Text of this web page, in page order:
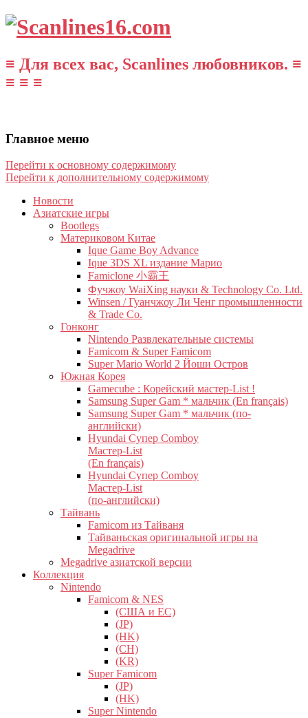
≡ Для всех вас, Scanlines любовников. ≡
≡ ≡ ≡
Главное меню
Перейти к основному содержимому
Перейти к дополнительному содержимому
Новости
Азиатские игры
Bootlegs
Материковом Китае
Ique Game Boy Advance
Ique 3DS XL издание Марио
Famiclone 小霸王
Фучжоу WaiXing науки & Technology Co. Ltd.
Winsen / Гуанчжоу Ли Ченг промышленности
& Trade Co.
Гонконг
Nintendo Развлекательные системы
Famicom & Super Famicom
Super Mario World 2 Йоши Остров
Южная Корея
Gamecube : Корейский мастер-List !
Samsung Super Gam * мальчик (En français)
Samsung Super Gam * мальчик (по-
английски)
Hyundai Супер Comboy
Мастер-List
(En français)
Hyundai Супер Comboy
Мастер-List
(по-английски)
Тайвань
Famicom из Тайваня
Тайваньская оригинальной игры на
Megadrive
Megadrive азиатской версии
Коллекция
Nintendo
Famicom & NES
(США и ЕС)
(JP)
(HK)
(CH)
(KR)
Super Famicom
(JP)
(HK)
Super Nintendo